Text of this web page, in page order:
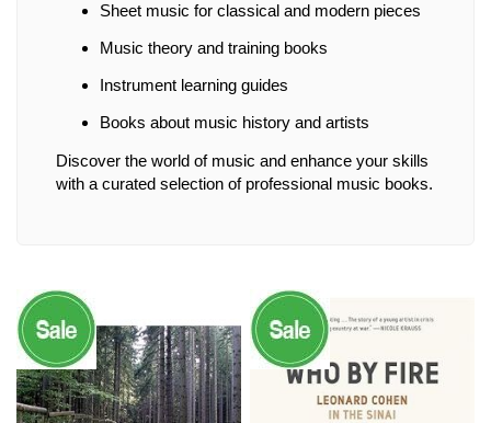
Sheet music for classical and modern pieces
Music theory and training books
Instrument learning guides
Books about music history and artists
Discover the world of music and enhance your skills
with a curated selection of professional music books.